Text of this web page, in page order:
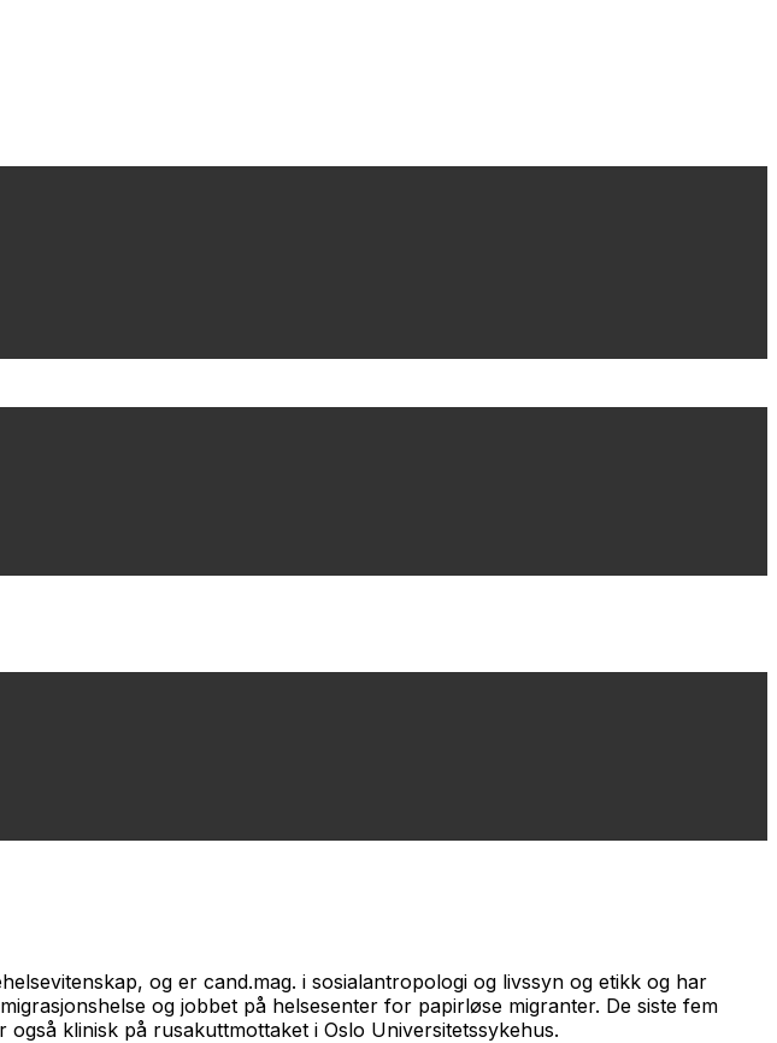
og er cand.mag. i sosialantropologi og livssyn og etikk og har
og jobbet på helsesenter for papirløse migranter. De siste fem
klinisk på rusakuttmottaket i Oslo Universitetssykehus.